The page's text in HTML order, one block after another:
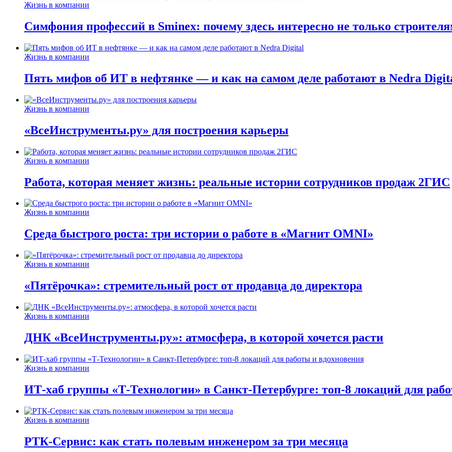
Жизнь в компании
Симфония профессий в Sminex: почему здесь интересно не только
Жизнь в компании
Пять мифов об ИТ в нефтянке — и как на самом деле работают в Nedra
Жизнь в компании
«ВсеИнструменты.ру» для построения карьеры
Жизнь в компании
Работа, которая меняет жизнь: реальные истории сотрудников продаж 2ГИС
Жизнь в компании
Среда быстрого роста: три истории о работе в «Магнит OMNI»
Жизнь в компании
«Пятёрочка»: стремительный рост от продавца до директора
Жизнь в компании
ДНК «ВсеИнструменты.ру»: атмосфера, в которой хочется расти
Жизнь в компании
ИТ-хаб группы «Т-Технологии» в Санкт-Петербурге: топ-8 локаций для
Жизнь в компании
РТК-Сервис: как стать полевым инженером за три месяца